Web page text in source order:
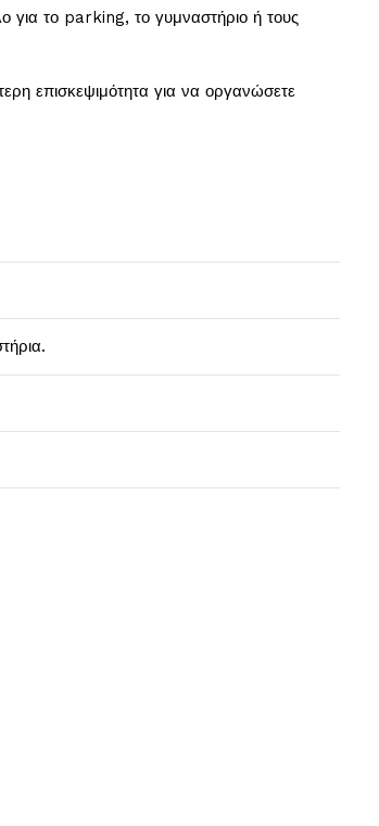
για το parking, το γυμναστήριο ή τους
επισκεψιμότητα για να οργανώσετε